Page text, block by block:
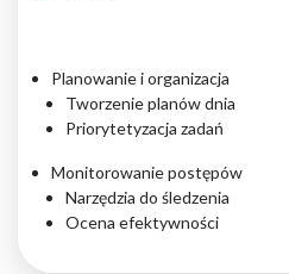
Planowanie i organizacja
Tworzenie planów dnia
Priorytetyzacja zadań
Monitorowanie postępów
Narzędzia do śledzenia
Ocena efektywności